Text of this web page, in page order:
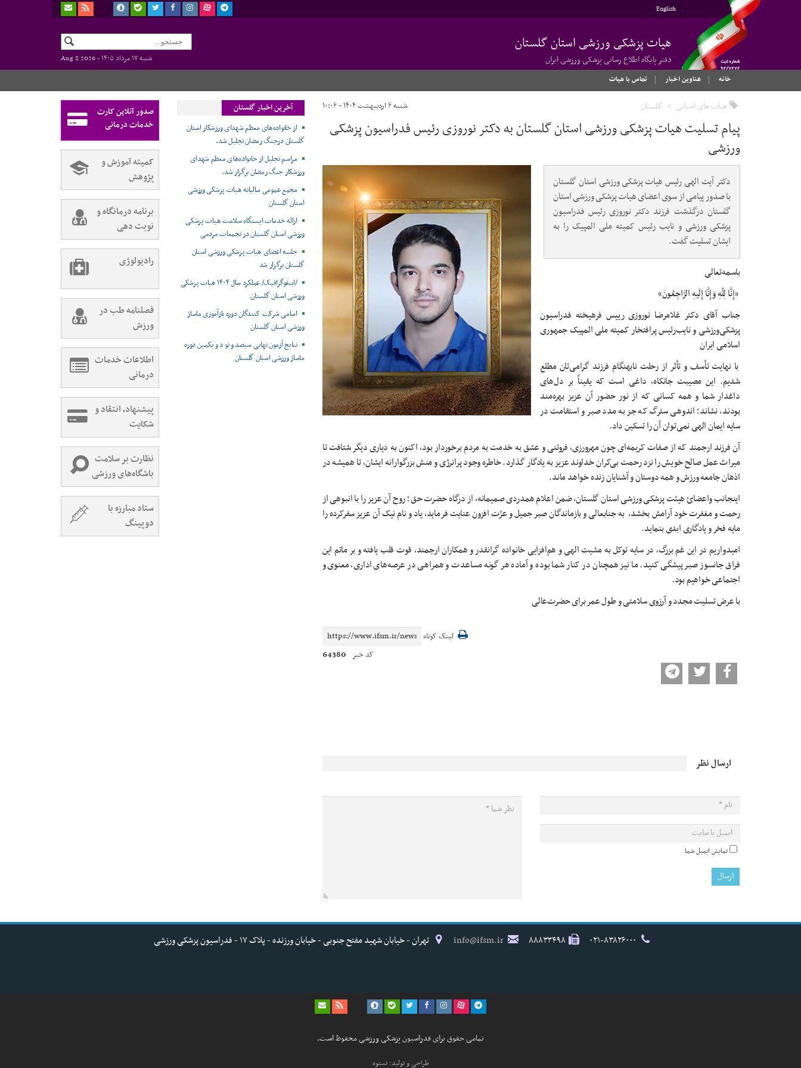
English
هیات پزشکی ورزشی استان گلستان
دفتر پایگاه اطلاع رسانی پزشکی ورزشی ایران شنبه ۱۷ مرداد ۱۴۰۵ -
Aug 8 2026
خانه
عناوین اخبار تماس با هیات
هیات های استانی گلستان شنبه ۶ اردیبهشت ۱۴۰۴ - ۱۰:۰۶
پیام تسلیت هیات پزشکی ورزشی استان گلستان به دکتر نوروزی رئیس فدراسیون پزشکی
ورزشی
دکتر آیت الهی رئیس هیات پزشکی ورزشی استان گلستان
با صدور پیامی از سوی اعضای هیات پزشکی ورزشی استان
گلستان درگذشت فرزند دکتر نوروزی رئیس فدراسیون
پزشکی ورزشی و نایب رئیس کمیته ملی المپیک را به
ایشان تسلیت گفت.
باسمه‌تعالی
«إِنَّا لِلّهِ وَإِنَّا إِلَیهِ الرَّاجِعُونَ»
جناب‌ آقای دکتر غلامرضا نوروزی رییس فرهیخته فدراسیون
پزشکی‌ورزشی و نایب‌رئیس پرافتخار کمیته ملی المپیک جمهوری
اسلامی ایران
با نهایت تأسف و تأثر از رحلت نابهنگام فرزند گرامی‌تان مطلع
شدیم. این مصیبت جانکاه، داغی است که یقیناً بر دل‌های
داغدار شما و همه کسانی که از نور حضور آن عزیز بهره‌مند
بودند، نشاند؛ اندوهی سترگ که جز به مدد صبر و استقامت در
سایه ایمان الهی نمی‌توان آن را تسکین داد.
آن فرزند ارجمند که از صفات کریمه‌ای چون مهرورزی، فروتنی و عشق به خدمت به مردم برخوردار بود، اکنون به دیاری دیگر شتافت تا
میراث عمل صالح خویش را نزد رحمت بی‌کران خداوند عزیز به یادگار گذارد. خاطره وجود پرانرژی و منش بزرگوارانه ایشان، تا همیشه در
اذهان جامعه ورزش و همه دوستان و آشنایان زنده خواهد ماند.
اینجانب واعضائ هیئت پزشکی ورزشی استان گلستان، ضمن اعلام همدردی صمیمانه، از درگاه حضرت حق ؛ روح آن عزیز را با انبوهی از
رحمت و مغفرت خود آرامش بخشد، به جنابعالی و بازماندگان صبر جمیل و عزّت افزون عنایت فرماید، یاد و نام نیک آن عزیز سفرکرده را
مایه فخر و یادگاری ابدی بنماید.
امیدواریم در این غم بزرگ، در سایه توکل به مشیت الهی و هم‌افزایی خانواده گرانقدر و همکاران ارجمند، قوت قلب یافته و بر ماتم این
فراق جانسوز صبر پیشگی کنید. ما نیز همچنان در کنار شما بوده و آماده هر گونه مساعدت و همراهی در عرصه‌های اداری، معنوی و
اجتماعی خواهیم بود.
با عرض تسلیت مجدد و آرزوی سلامتی و طول عمر برای حضرت‌عالی
لینک کوتاه
کد خبر 64380
ارسال نظر
نمایش ایمیل شما
آخرین اخبار گلستان
از خانواده‌های معظم شهدای ورزشکار استان
گلستان درجنگ رمضان تجلیل شد.
مراسم تجلیل از خانواده‌های معظم شهدای
ورزشکار جنگ رمضان برگزار شد.
مجمع عمومی سالیانه هیات پزشکی ورزشی
استان گلستان
ارائه خدمات ایستگاه سلامت هیات پزشکی
ورزشی استان گلستان در تجمعات مردمی
جلسه اعضای هیات پزشکی ورزشی استان
گلستان برگزار شد
/اینفوگرافیک/ عملکرد سال ۱۴۰۴ هیات پزشکی
ورزشی استان گلستان
اسامی شرکت کنندگان دوره بازآموزی ماساژ
ورزشی استان گلستان
نتایج آزمون نهایی سیصد و نو د و یکمین دوره
ماساژ ورزشی استان گلستان
صدور آنلاین کارت
خدمات درمانی
کمیته آموزش و
پژوهش
برنامه درمانگاه و
نوبت دهی
رادیولوژی
فصلنامه طب در
ورزش
اطلاعات خدمات
درمانی
پیشنهاد، انتقاد و
شکایت
نظارت بر سلامت
باشگاه‌های ورزشی
ستاد مبارزه با
دوپینگ
۸۸۸۳۳۴۹۸ info@ifsm.ir تهران - خیابان شهید مفتح جنوبی - خیابان ورزنده - پلاک ۱۷ - فدراسیون پزشکی ورزشی
تمامی حقوق برای فدراسیون پزشکی ورزشی محفوظ است.
طراحی و تولید: نستوه